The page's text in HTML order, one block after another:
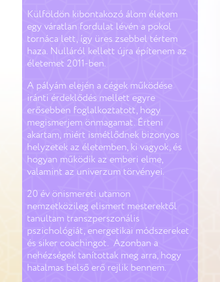
Külföldön kibontakozó álom életem
egy váratlan fordulat lévén a pokol
tornáca lett, így üres zsebbel tértem
haza. Nulláról kellett újra építenem az
életemet 2011-ben.
A pályám elején a cégek működése
iránti érdeklődés mellett egyre
erősebben foglalkoztatott, hogy
megismerjem önmagamat. Érteni
akartam, miért ismétlődnek bizonyos
helyzetek az életemben, ki vagyok, és
hogyan működik az emberi elme,
valamint az univerzum törvényei.
20 év önismereti utamon
nemzetközileg elismert mesterektől
tanultam transzperszonális
pszichológiát, energetikai módszereket
és siker coachingot. Azonban a
nehézségek tanítottak meg arra, hogy
hatalmas belső erő rejlik bennem.